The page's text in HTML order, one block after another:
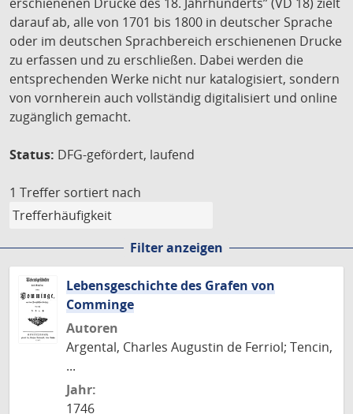
darauf ab, alle von 1701 bis 1800 in deutscher Sprache
oder im deutschen Sprachbereich erschienenen Drucke
zu erfassen und zu erschließen. Dabei werden die
entsprechenden Werke nicht nur katalogisiert, sondern
von vornherein auch vollständig digitalisiert und online
zugänglich gemacht.
Status: DFG-gefördert, laufend
1 Treffer sortiert nach
Filter anzeigen
Lebensgeschichte des Grafen von
Comminge
Autoren
Argental, Charles Augustin de Ferriol; Tencin,
...
Jahr:
1746